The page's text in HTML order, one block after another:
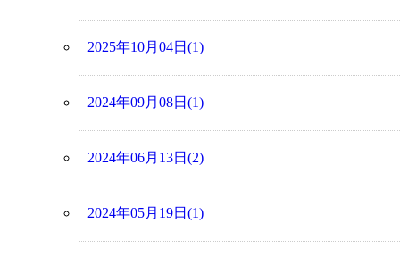
2025年10月04日(1)
2024年09月08日(1)
2024年06月13日(2)
2024年05月19日(1)